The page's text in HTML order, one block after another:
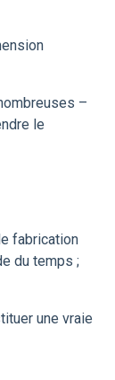
–
le
fabrication
du temps ;
une vraie